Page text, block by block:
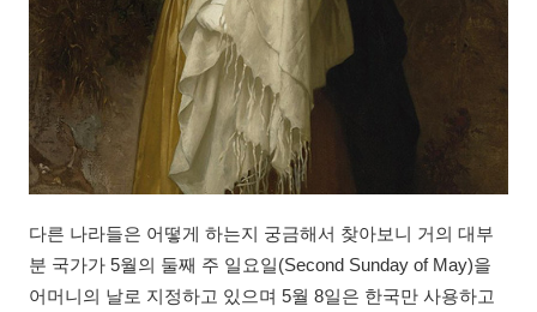
다른 나라들은 어떻게 하는지 궁금해서 찾아보니 거의 대부
분 국가가 5월의 둘째 주 일요일(Second Sunday of May)을
어머니의 날로 지정하고 있으며 5월 8일은 한국만 사용하고